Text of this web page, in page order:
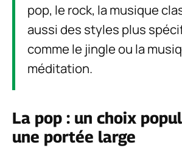
pop, le rock, la musique
aussi des styles plus
comme le jingle ou la
méditation.
La pop : un choix
une portée large